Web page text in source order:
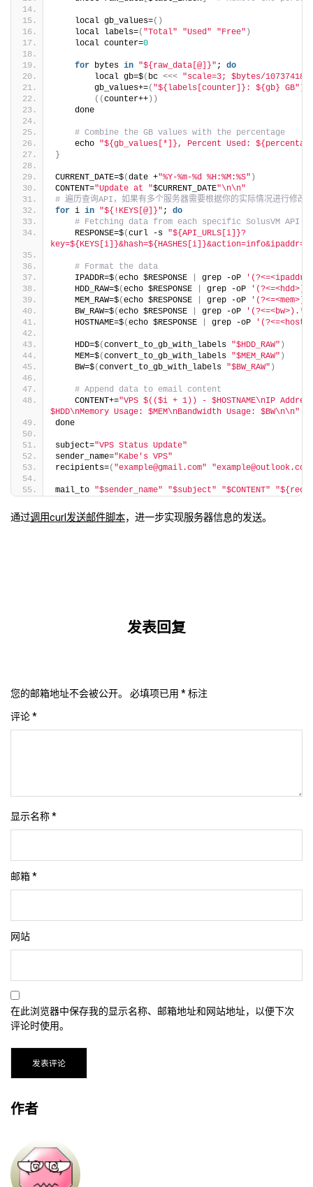
    local gb_values=
()
    local labels=
( "Total" "Used" "Free" )
    local counter=
0
for bytes in "${raw_data[@]}" ; do
        local gb=$
( bc <<< "scale=3; $bytes/
        gb_values+=
( "${labels[counter]}: ${gb} GB"
((counter++ ))
    done
# Combine the GB values with the percentage
    echo
"${gb_values[*]}, Percent Used:
}
CURRENT_DATE=$(date +"%Y-%m-%d %H:%M:%S" )
CONTENT="Update at "$CURRENT_DATE"\n\n"
# 遍历查询API，如果有多个服务器需要根据你的实际情况进行修改
for i in "${!KEYS[@]}" ; do
# Fetching data from each specific SolusVM API
    RESPONSE=$
(curl -s "${API_URLS[i]}?
# Format the data
    IPADDR=$
(echo $RESPONSE grep -oP
    HDD_RAW=$
(echo $RESPONSE grep -oP
    MEM_RAW=$
(echo $RESPONSE grep -oP
    BW_RAW=$
(echo $RESPONSE grep -oP
    HOSTNAME=$
(echo $RESPONSE grep -oP
    HDD=$
(convert_to_gb_with_labels "$HDD_RAW" )
    MEM=$
(convert_to_gb_with_labels "$MEM_RAW" )
    BW=$
(convert_to_gb_with_labels "$BW_RAW" )
# Append data to email content
    CONTENT+=
"VPS $(($i + 1)) - $HOSTNAME\nIP
$HDD\nMemory Usage: $MEM\nBandwidth Usage: $BW\n\n"
done
subject="VPS Status Update"
sender_name="Kabe's VPS"
recipients=( "example@gmail.com"
mail_to "$sender_name" "$subject" "$CONTENT"
通过调用curl发送邮件脚本，进一步实现服务器信息的发送。
发表回复
您的邮箱地址不会被公开。 必填项已用 *标注
评论*
显示名称*
邮箱*
网站
在此浏览器中保存我的显示名称、邮箱地址和网站地址，以便下次
评论时使用。
作者